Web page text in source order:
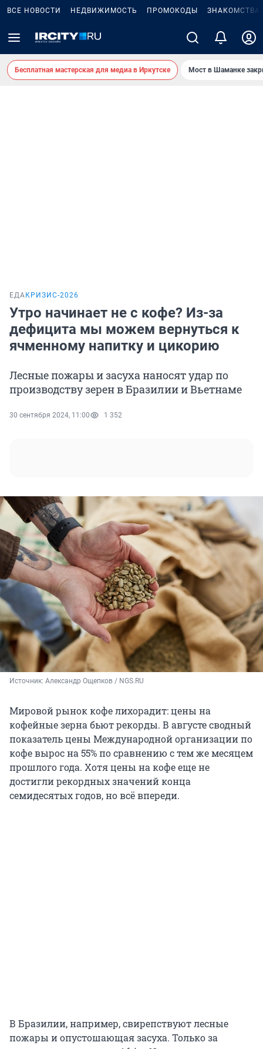
ВСЕ НОВОСТИ НЕДВИЖИМОСТЬ ПРОМОКОДЫ ЗНАКОМСТВА
Бесплатная мастерская для медиа в Иркутске Мост в Шаманке
ЕДА КРИЗИС-2026
Утро начинает не с кофе? Из-за
дефицита мы можем вернуться к
ячменному напитку и цикорию
Лесные пожары и засуха наносят удар по
производству зерен в Бразилии и Вьетнаме
30 сентября 2024, 11:00 1 352
Источник: Александр Ощепков / NGS.RU
Мировой рынок кофе лихорадит: цены на
кофейные зерна бьют рекорды. В августе сводный
показатель цены Международной организации по
кофе вырос на 55% по сравнению с тем же месяцем
прошлого года. Хотя цены на кофе еще не
достигли рекордных значений конца
семидесятых годов, но всё впереди.
В Бразилии, например, свирепствуют лесные
пожары и опустошающая засуха. Только за